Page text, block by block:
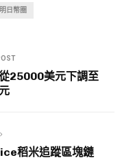
明日幣圈
25000美元下調至
稻米追蹤區塊鏈